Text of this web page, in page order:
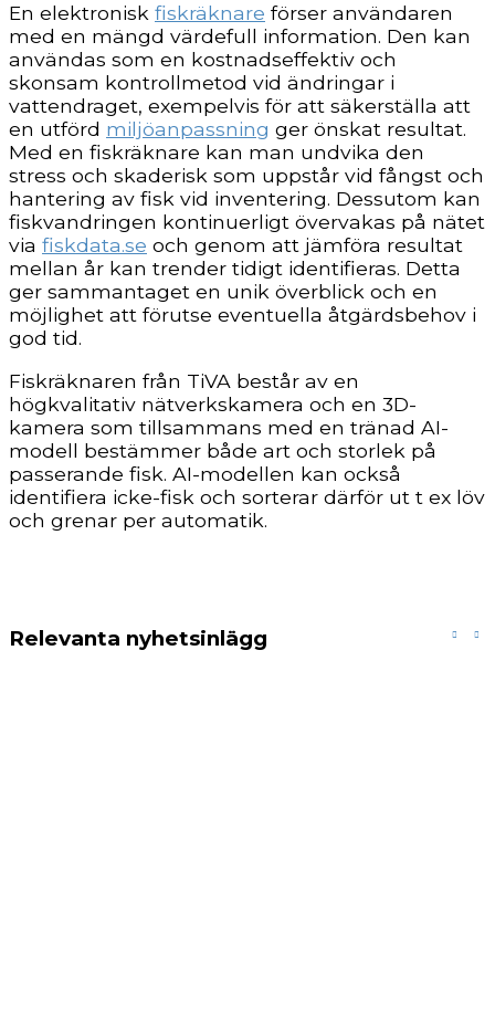
En elektronisk fiskräknare förser användaren
med en mängd värdefull information. Den kan
användas som en kostnadseffektiv och
skonsam kontrollmetod vid ändringar i
vattendraget, exempelvis för att säkerställa att
en utförd miljöanpassning ger önskat resultat.
Med en fiskräknare kan man undvika den
stress och skaderisk som uppstår vid fångst och
hantering av fisk vid inventering. Dessutom kan
fiskvandringen kontinuerligt övervakas på nätet
via fiskdata.se och genom att jämföra resultat
mellan år kan trender tidigt identifieras. Detta
ger sammantaget en unik överblick och en
möjlighet att förutse eventuella åtgärdsbehov i
god tid.
Fiskräknaren från TiVA består av en
högkvalitativ nätverkskamera och en 3D-
kamera som tillsammans med en tränad AI-
modell bestämmer både art och storlek på
passerande fisk. AI-modellen kan också
identifiera icke-fisk och sorterar därför ut t ex löv
och grenar per automatik.
Relevanta nyhetsinlägg